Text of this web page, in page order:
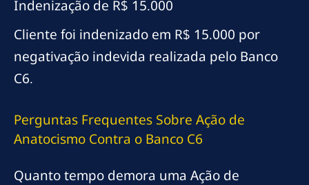
Indenização de R$ 15.000
Cliente foi indenizado em R$ 15.000 por
negativação indevida realizada pelo Banco
C6.
Perguntas Frequentes Sobre Ação de
Anatocismo Contra o Banco C6
Quanto tempo demora uma Ação de